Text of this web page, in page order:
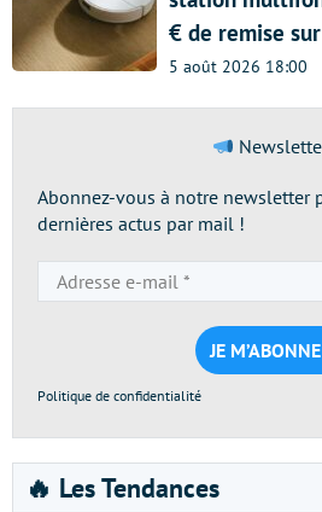
€ de remise
5 août 2026 18:00
Abonnez-vous à notre newsletter
dernières actus par mail !
e-
mail
*
Politique de confidentialité
🔥 Les Tendances